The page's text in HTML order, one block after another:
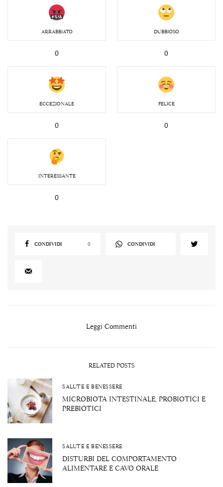
ARRABBIATO
0
DUBBIOSO
0
ECCEZIONALE
0
FELICE
0
INTERESSANTE
0
CONDIVIDI 0 CONDIVIDI
Leggi Commenti
RELATED POSTS
SALUTE E BENESSERE
MICROBIOTA INTESTINALE, PROBIOTICI E
PREBIOTICI
SALUTE E BENESSERE
DISTURBI DEL COMPORTAMENTO
ALIMENTARE E CAVO ORALE